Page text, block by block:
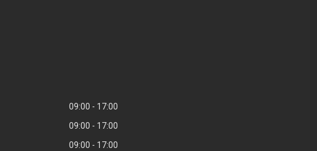
09:00
17:00
09:00
17:00
09:00
17:00